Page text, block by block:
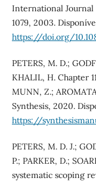
International Journal
1079, 2003.
https://doi.org/
PETERS, M. D.;
KHALIL, H. Chapter
MUNN, Z.;
Synthesis, 2020.
https://
PETERS, M. D. J.;
P.; PARKER, D.;
systematic scoping